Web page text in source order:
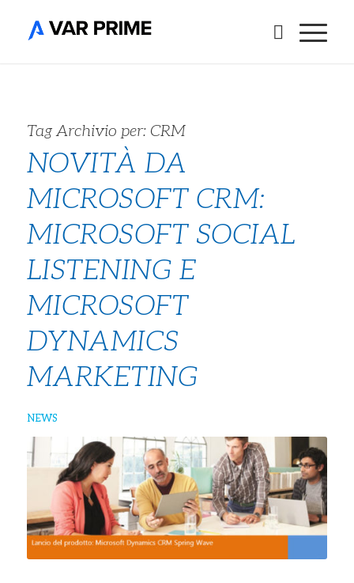
Tag Archivio per: CRM
NOVITÀ DA
MICROSOFT CRM:
MICROSOFT SOCIAL
LISTENING E
MICROSOFT
DYNAMICS
MARKETING
NEWS